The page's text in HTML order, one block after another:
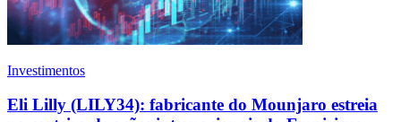
Investimentos
Eli Lilly (LILY34): fabricante do Mounjaro estreia